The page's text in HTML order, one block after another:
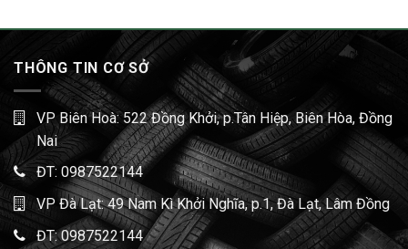
THÔNG TIN CƠ SỞ
VP Biên Hoà: 522 Đồng Khởi, p.Tân Hiệp, Biên Hòa, Đồng
Nai
ĐT: 0987522144
VP Đà Lạt: 49 Nam Kì Khởi Nghĩa, p.1, Đà Lạt, Lâm Đồng
ĐT:0987522144